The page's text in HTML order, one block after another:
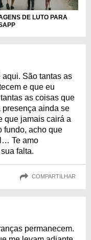
DE LUTO PARA
São tantas as
e que eu
as coisas que
presença ainda se
que jamais cairá a
fundo, acho que
Te amo
falta.
COMPARTILHAR
permanecem.